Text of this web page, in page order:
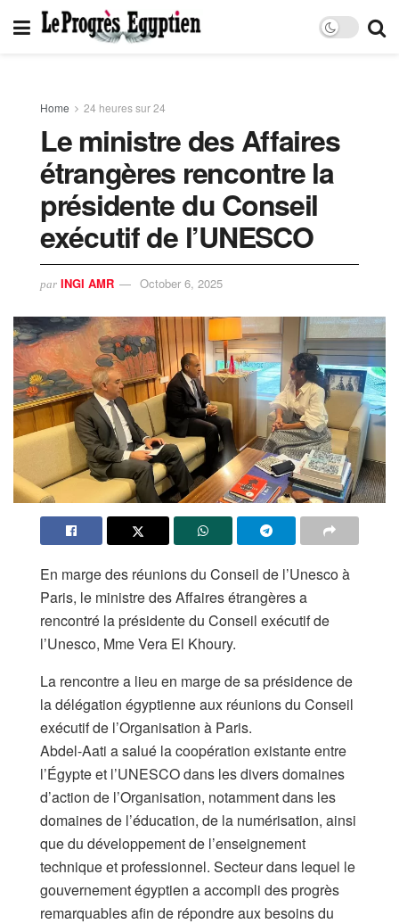
Home 24 heures sur 24
Le ministre des Affaires
étrangères rencontre la
présidente du Conseil
exécutif de l’UNESCO
par INGI AMR October 6, 2025
En marge des réunions du Conseil de l’Unesco à
Paris, le ministre des Affaires étrangères a
rencontré la présidente du Conseil exécutif de
l’Unesco, Mme Vera El Khoury.
La rencontre a lieu en marge de sa présidence de
la délégation égyptienne aux réunions du Conseil
exécutif de l’Organisation à Paris.
Abdel-Aati a salué la coopération existante entre
l’Égypte et l’UNESCO dans les divers domaines
d’action de l’Organisation, notamment dans les
domaines de l’éducation, de la numérisation, ainsi
que du développement de l’enseignement
technique et professionnel. Secteur dans lequel le
gouvernement égyptien a accompli des progrès
remarquables afin de répondre aux besoins du